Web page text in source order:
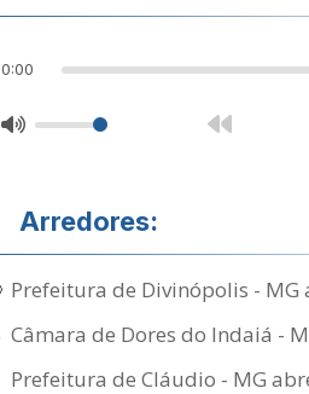
0:00
Arredores:
Prefeitura de Divinópolis - MG
Câmara de Dores do Indaiá -
Prefeitura de Cláudio - MG